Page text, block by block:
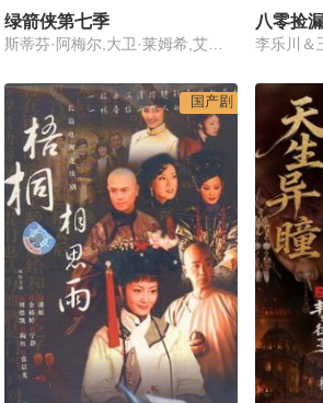
绿箭侠第七季
李乐川＆
国产剧